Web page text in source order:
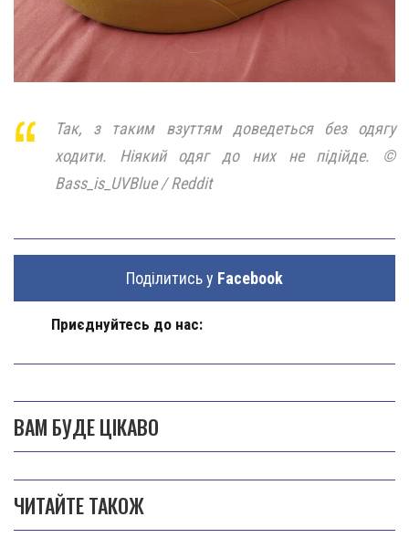
Так, з таким взуттям доведеться без одягу
ходити. Ніякий одяг до них не підійде. ©
Bass_is_UVBlue / Reddit
Поділитись у Facebook
Приєднуйтесь до нас:
ВАМ БУДЕ ЦІКАВО
ЧИТАЙТЕ ТАКОЖ